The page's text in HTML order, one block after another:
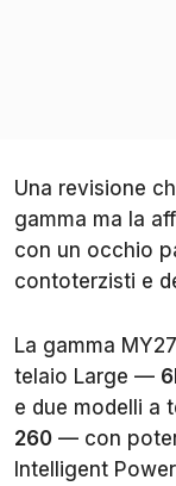
Una revisione
gamma ma la
con un occhio
contoterzisti e
La gamma
telaio Large —
e due modelli a
260 — con
Intelligent